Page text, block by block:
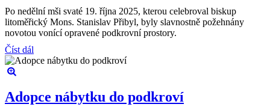
Po nedělní mši svaté 19. října 2025, kterou celebroval biskup
litoměřický Mons. Stanislav Přibyl, byly slavnostně požehnány
novotou vonící opravené podkrovní prostory.
Číst dál
Adopce nábytku do podkroví